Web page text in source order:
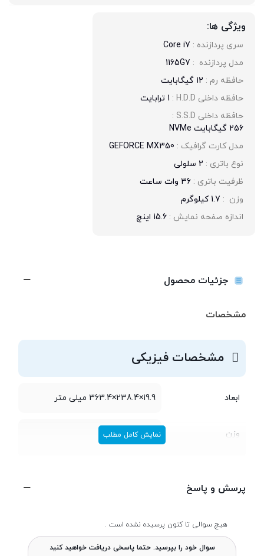
ویژگی ها:
سری پردازنده : Core i7
مدل پردازنده  : 1165G7
حافظه رم : 12 گیگابایت
حافظه داخلی H.D.D :
1 ترابایت
حافظه داخلی S.S.D :
256 گیگابایت NVMe
مدل کارت گرافیک : GEFORCE MX350
نوع باتری : 2 سلولی
ظرفیت باتری : 36 وات ساعت
وزن  : 1.7 کیلوگرم
اندازه صفحه نمایش : 15.6 اینچ
جزئیات محصول
مشخصات
مشخصات فیزیکی
ابعاد 19.9×238.4×363.4 میلی متر
وزن 1.7 کیلوگرم
مشخصات پردازنده
سازنده پردازنده Intel
نمایش کامل مطلب
پرسش و پاسخ
هیچ سوالی تا کنون پرسیده نشده است .
سوال خود را بپرسید. حتما پاسخی دریافت خواهید کنید